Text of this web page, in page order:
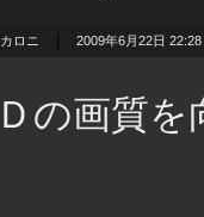
ロニ 2009年6月22日 22:28
の画質